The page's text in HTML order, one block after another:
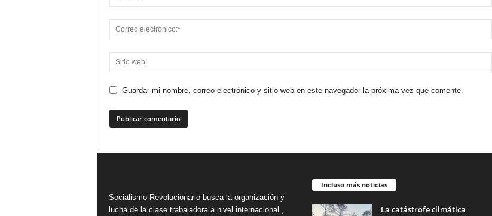
Guardar mi nombre, correo electrónico y sitio web en este navegador la próxima vez que comente.
Socialismo Revolucionario busca la organización y
lucha de la clase trabajadora a nivel internacional ,
Incluso más noticias
La catástrofe climática